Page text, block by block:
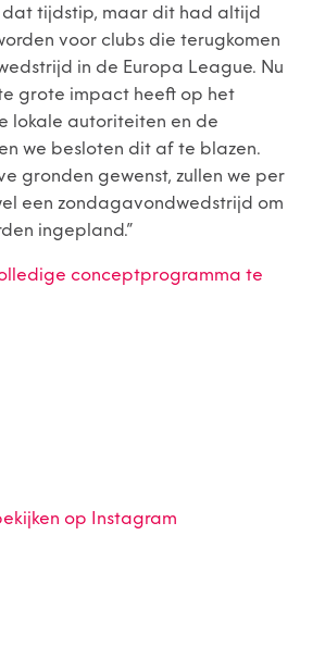
tijdstip, maar dit had altijd
voor clubs die terugkomen
in de Europa League. Nu
grote impact heeft op het
lokale autoriteiten en de
we besloten dit af te blazen.
gronden gewenst, zullen we per
een zondagavondwedstrijd om
ingepland.”
conceptprogramma te
op Instagram